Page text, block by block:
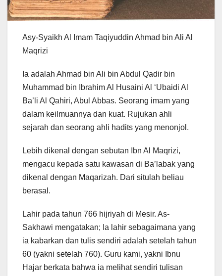
Asy-Syaikh Al Imam Taqiyuddin Ahmad bin Ali Al
Maqrizi
Ia adalah Ahmad bin Ali bin Abdul Qadir bin
Muhammad bin Ibrahim Al Husaini Al ‘Ubaidi Al
Ba’li Al Qahiri, Abul Abbas. Seorang imam yang
dalam keilmuannya dan kuat. Rujukan ahli
sejarah dan seorang ahli hadits yang menonjol.
Lebih dikenal dengan sebutan Ibn Al Maqrizi,
mengacu kepada satu kawasan di Ba’labak yang
dikenal dengan Maqarizah. Dari situlah beliau
berasal.
Lahir pada tahun 766 hijriyah di Mesir. As-
Sakhawi mengatakan; Ia lahir sebagaimana yang
ia kabarkan dan tulis sendiri adalah setelah tahun
60 (yakni setelah 760). Guru kami, yakni Ibnu
Hajar berkata bahwa ia melihat sendiri tulisan